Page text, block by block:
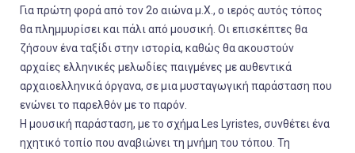
Για πρώτη φορά από τον 2ο αιώνα μ.Χ., ο ιερός αυτός τόπος
θα πλημμυρίσει και πάλι από μουσική. Οι επισκέπτες θα
ζήσουν ένα ταξίδι στην ιστορία, καθώς θα ακουστούν
αρχαίες ελληνικές μελωδίες παιγμένες με αυθεντικά
αρχαιοελληνικά όργανα, σε μια μυσταγωγική παράσταση που
ενώνει το παρελθόν με το παρόν.
Η μουσική παράσταση, με το σχήμα Les Lyristes, συνθέτει ένα
ηχητικό τοπίο που αναβιώνει τη μνήμη του τόπου. Τη